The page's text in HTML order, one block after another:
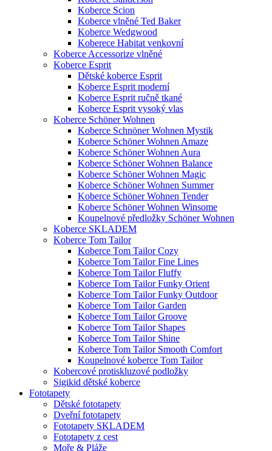
Koberce Scion
Koberce vlněné Ted Baker
Koberce Wedgwood
Koberece Habitat venkovní
Koberce Accessorize vlněné
Koberce Esprit
Dětské koberce Esprit
Koberce Esprit moderní
Koberce Esprit ručně tkané
Koberce Esprit vysoký vlas
Koberce Schöner Wohnen
Koberce Schnöner Wohnen Mystik
Koberce Schöner Wohnen Amaze
Koberce Schöner Wohnen Aura
Koberce Schöner Wohnen Balance
Koberce Schöner Wohnen Magic
Koberce Schöner Wohnen Summer
Koberce Schöner Wohnen Tender
Koberce Schöner Wohnen Winsome
Koupelnové předložky Schöner Wohnen
Koberce SKLADEM
Koberce Tom Tailor
Koberce Tom Tailor Cozy
Koberce Tom Tailor Fine Lines
Koberce Tom Tailor Fluffy
Koberce Tom Tailor Funky Orient
Koberce Tom Tailor Funky Outdoor
Koberce Tom Tailor Garden
Koberce Tom Tailor Groove
Koberce Tom Tailor Shapes
Koberce Tom Tailor Shine
Koberce Tom Tailor Smooth Comfort
Koupelnové koberce Tom Tailor
Kobercové protiskluzové podložky
Sigikid dětské koberce
Fototapety
Dětské fototapety
Dveřní fototapety
Fototapety SKLADEM
Fototapety z cest
Moře & Pláže